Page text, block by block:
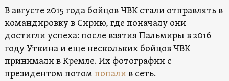
В августе 2015 года бойцов ЧВК стали отправлять в
командировку в Сирию, где поначалу они
достигли успеха: после взятия Пальмиры в 2016
году Уткина и еще нескольких бойцов ЧВК
принимали в Кремле. Их фотографии с
президентом потомпопалив сеть.